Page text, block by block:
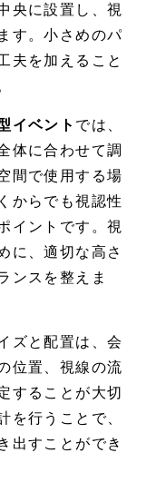
央に設置し、視
す。小さめのパ
夫を加えること
イベント では、
体に合わせて調
間で使用する場
からでも視認性
イントです。視
に、適切な高さ
ンスを整えま
ズと配置は、会
位置、視線の流
することが大切
を行うことで、
出すことができ